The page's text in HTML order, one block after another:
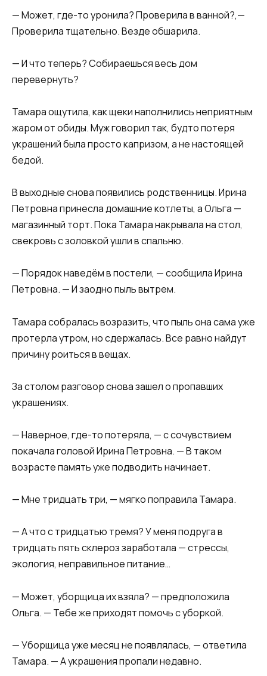
— Может, где-то уронила? Проверила в ванной?,—
Проверила тщательно. Везде обшарила.
— И что теперь? Собираешься весь дом
перевернуть?
Тамара ощутила, как щеки наполнились неприятным
жаром от обиды. Муж говорил так, будто потеря
украшений была просто капризом, а не настоящей
бедой.
В выходные снова появились родственницы. Ирина
Петровна принесла домашние котлеты, а Ольга —
магазинный торт. Пока Тамара накрывала на стол,
свекровь с золовкой ушли в спальню.
— Порядок наведём в постели, — сообщила Ирина
Петровна. — И заодно пыль вытрем.
Тамара собралась возразить, что пыль она сама уже
протерла утром, но сдержалась. Все равно найдут
причину роиться в вещах.
За столом разговор снова зашел о пропавших
украшениях.
— Наверное, где-то потеряла, — с сочувствием
покачала головой Ирина Петровна. — В таком
возрасте память уже подводить начинает.
— Мне тридцать три, — мягко поправила Тамара.
— А что с тридцатью тремя? У меня подруга в
тридцать пять склероз заработала — стрессы,
экология, неправильное питание…
— Может, уборщица их взяла? — предположила
Ольга. — Тебе же приходят помочь с уборкой.
— Уборщица уже месяц не появлялась, — ответила
Тамара. — А украшения пропали недавно.